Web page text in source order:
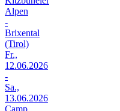
Alpen
-
Brixental
(Tirol)
Fr.,
12.06.2026
-
Sa.,
13.06.2026